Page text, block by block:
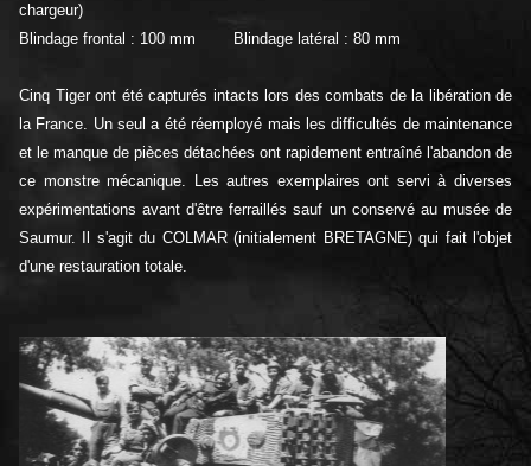
chargeur)
Blindage frontal : 100 mm Blindage latéral : 80 mm
Cinq Tiger ont été capturés intacts lors des combats de la libération de
la France. Un seul a été réemployé mais les difficultés de maintenance
et le manque de pièces détachées ont rapidement entraîné l'abandon de
ce monstre mécanique. Les autres exemplaires ont servi à diverses
expérimentations avant d'être ferraillés sauf un conservé au musée de
Saumur. Il s'agit du COLMAR (initialement BRETAGNE) qui fait l'objet
d'une restauration totale.